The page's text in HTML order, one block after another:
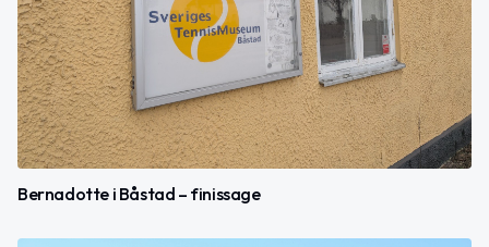
Bernadotte i Båstad – finissage